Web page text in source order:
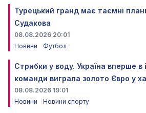
Турецький гранд має таємні
Судакова
08.08.2026 20:01
Новини
Футбол
Стрибки у воду. Україна вперше в
команди виграла золото Євро у
08.08.2026 19:01
Новини
Новини спорту